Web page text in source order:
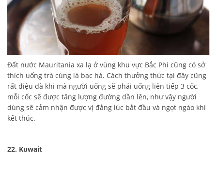
Đất nước Mauritania xa lạ ở vùng khu vực Bắc Phi cũng có sở
thích uống trà cùng lá bạc hà. Cách thưởng thức tại đây cũng
rất điệu đà khi mà người uống sẽ phải uống liên tiếp 3 cốc,
mỗi cốc sẽ được tăng lượng đường dần lên, như vậy người
dùng sẽ cảm nhận được vị đắng lúc bắt đầu và ngọt ngào khi
kết thúc.
22. Kuwait